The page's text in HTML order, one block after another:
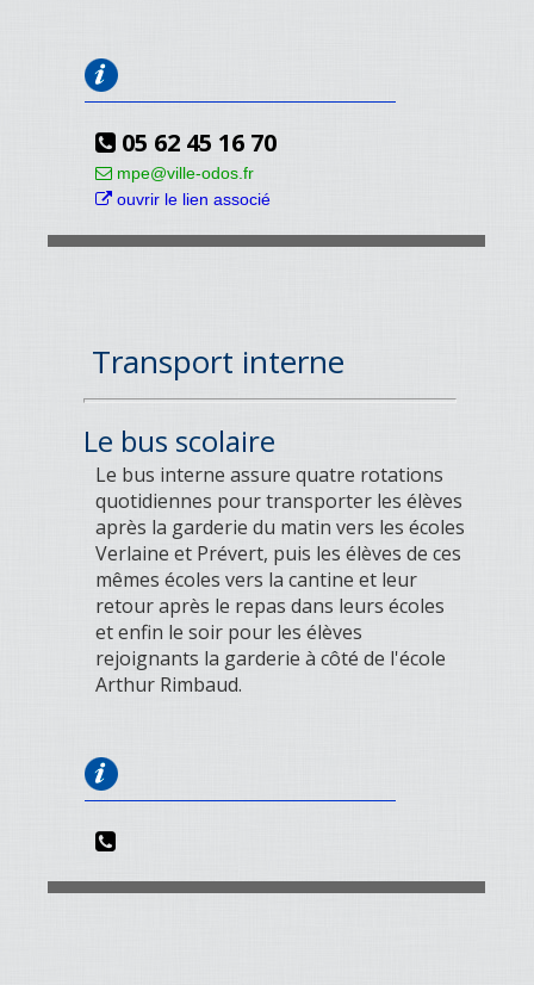
05 62 45 16 70
mpe@ville-odos.fr
ouvrir le lien associé
Transport interne
Le bus scolaire
Le bus interne assure quatre rotations
quotidiennes pour transporter les élèves
après la garderie du matin vers les écoles
Verlaine et Prévert, puis les élèves de ces
mêmes écoles vers la cantine et leur
retour après le repas dans leurs écoles
et enfin le soir pour les élèves
rejoignants la garderie à côté de l'école
Arthur Rimbaud.